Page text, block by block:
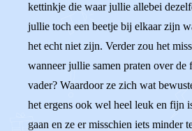
kettinkje die waar jullie allebei
jullie toch een beetje bij elkaar zijn
het echt niet zijn. Verder zou het
wanneer jullie samen praten over
vader? Waardoor ze zich wat
het ergens ook wel heel leuk en fijn
gaan en ze er misschien iets minder